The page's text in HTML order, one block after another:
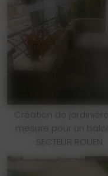
Création de jardinière
mesure pour un
SECTEUR ROUEN